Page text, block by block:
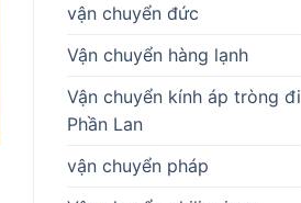
vận chuyển đức
Vận chuyển hàng lạnh
Vận chuyển kính áp tròng đi
Phần Lan
vận chuyển pháp